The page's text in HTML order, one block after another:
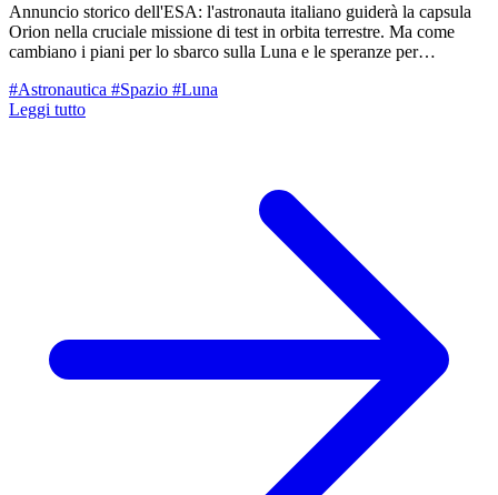
Annuncio storico dell'ESA: l'astronauta italiano guiderà la capsula
Orion nella cruciale missione di test in orbita terrestre. Ma come
cambiano i piani per lo sbarco sulla Luna e le speranze per
#Astronautica #Spazio #Luna
Leggi tutto